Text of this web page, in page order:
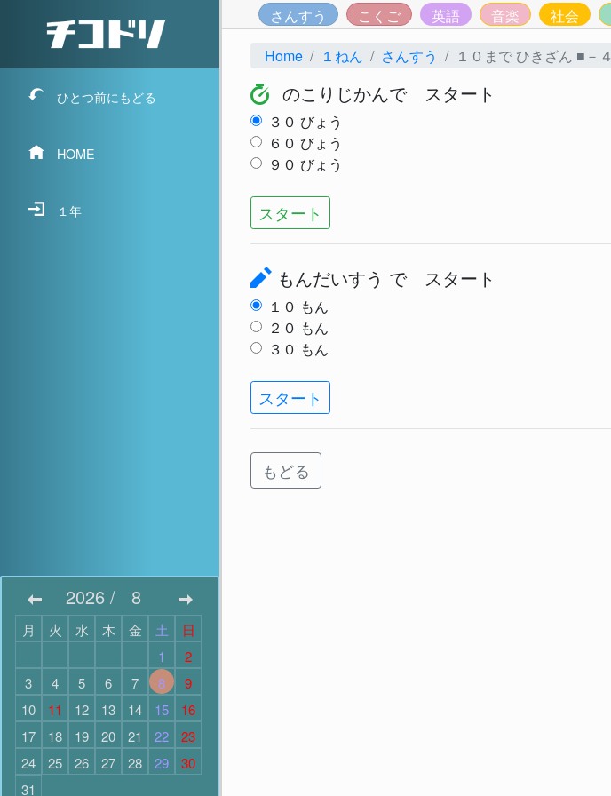
ひとつ前にもどる
HOME
１年
2026/ 8
月 火 水 木 金 土
日
1
2
3
4 5 6 7 8
9
10
11 12 13 14 15
16
17
18 19 20 21 22
23
24
25 26 27 28 29
30
31
さんすう こくご 英語 音楽 社会
Home
１ねん さんすう １０まで ひきざん ■－４
のこりじかんで スタート
３０ びょう
６０ びょう
９０ びょう
スタート
もんだいすう で スタート
１０ もん
２０ もん
３０ もん
スタート
もどる